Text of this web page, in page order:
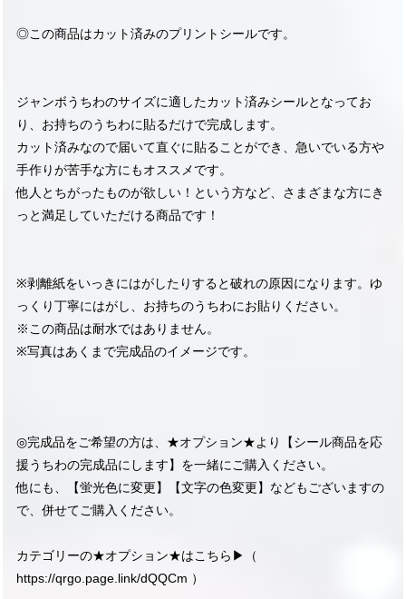
◎この商品はカット済みのプリントシールです。
ジャンボうちわのサイズに適したカット済みシールとなってお
り、お持ちのうちわに貼るだけで完成します。
カット済みなので届いて直ぐに貼ることができ、急いでいる方や
手作りが苦手な方にもオススメです。
他人とちがったものが欲しい！という方など、さまざまな方にき
っと満足していただける商品です！
※剥離紙をいっきにはがしたりすると破れの原因になります。ゆ
っくり丁寧にはがし、お持ちのうちわにお貼りください。
※この商品は耐水ではありません。
※写真はあくまで完成品のイメージです。
◎完成品をご希望の方は、★オプション★より【シール商品を応
援うちわの完成品にします】を一緒にご購入ください。
他にも、【蛍光色に変更】【文字の色変更】などもございますの
で、併せてご購入ください。
カテゴリーの★オプション★はこちら▶︎（
https://qrgo.page.link/dQQCm ）